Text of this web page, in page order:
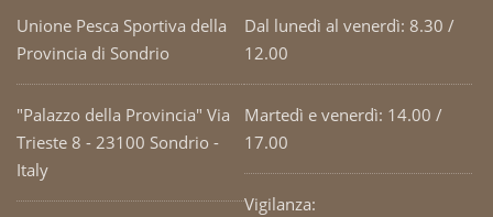
Unione Pesca Sportiva della
Provincia di Sondrio
"Palazzo della Provincia" Via
Trieste 8 - 23100 Sondrio -
Italy
Dal lunedì al venerdì: 8.30 /
12.00
Martedì e venerdì: 14.00 /
17.00
Vigilanza: